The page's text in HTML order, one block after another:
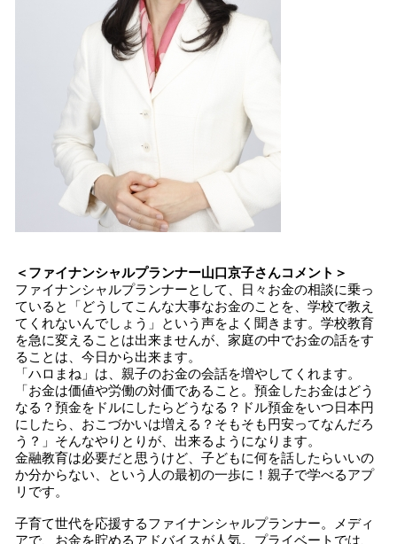
＜ファイナンシャルプランナー山口京子さんコメント＞
ファイナンシャルプランナーとして、日々お金の相談に乗っ
ていると「どうしてこんな大事なお金のことを、学校で教え
てくれないんでしょう」という声をよく聞きます。学校教育
を急に変えることは出来ませんが、家庭の中でお金の話をす
ることは、今日から出来ます。
「ハロまね」は、親子のお金の会話を増やしてくれます。
「お金は価値や労働の対価であること。預金したお金はどう
なる？預金をドルにしたらどうなる？ドル預金をいつ日本円
にしたら、おこづかいは増える？そもそも円安ってなんだろ
う？」そんなやりとりが、出来るようになります。
金融教育は必要だと思うけど、子どもに何を話したらいいの
か分からない、という人の最初の一歩に！親子で学べるアプ
リです。
子育て世代を応援するファイナンシャルプランナー。メディ
アで、お金を貯めるアドバイスが人気。プライベートでは、